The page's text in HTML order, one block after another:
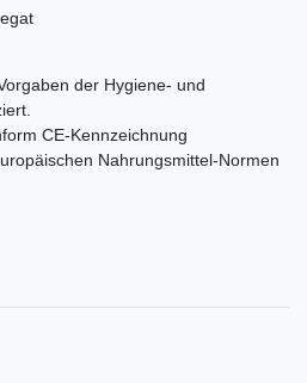
der Hygiene- und
CE-Kennzeichnung
Nahrungsmittel-Normen